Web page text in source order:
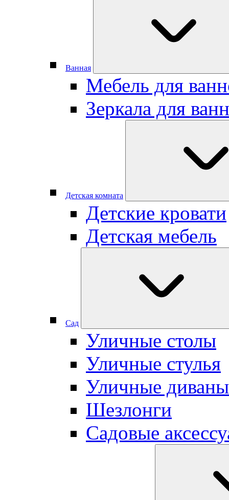
Ванная
Мебель для
Зеркала для
Детская комната
Детские кровати
Детская мебель
Сад
Уличные столы
Уличные стулья
Уличные диваны
Шезлонги
Садовые